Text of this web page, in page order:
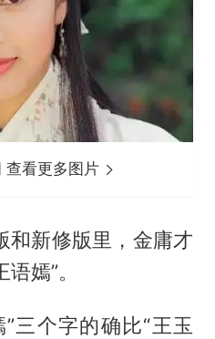
查看更多图片
和新修版里，金庸才
嫣”。
三个字的确比“王玉